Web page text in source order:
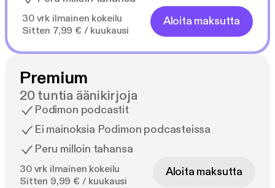
30 vrk ilmainen kokeilu
Sitten 7,99 € / kuukausi
Aloita maksutta
Premium
20 tuntia äänikirjoja
Podimon podcastit
Ei mainoksia Podimon podcasteissa
Peru milloin tahansa
30 vrk ilmainen kokeilu
Sitten 9,99 € / kuukausi
Aloita maksutta